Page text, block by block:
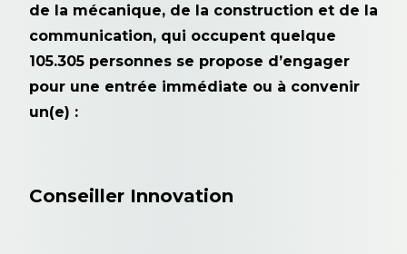
de la mécanique, de la construction et de la
communication, qui occupent quelque
105.305 personnes se propose d’engager
pour une entrée immédiate ou à convenir
un(e) :
Conseiller Innovation